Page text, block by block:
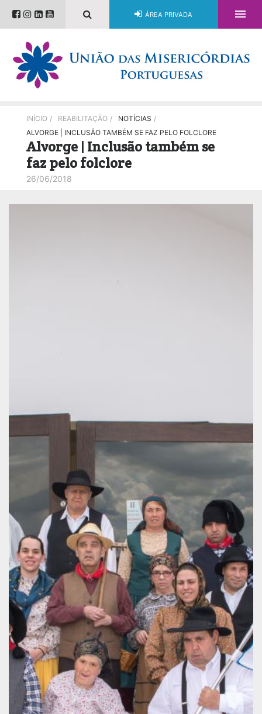
ÁREA PRIVADA 
INÍCIO / REABILITAÇÃO / NOTÍCIAS /
ALVORGE | INCLUSÃO TAMBÉM SE FAZ PELO FOLCLORE
Alvorge | Inclusão também se
faz pelo folclore
26/06/2018